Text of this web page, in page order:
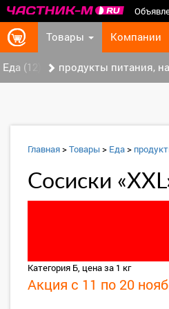
Товары Компании
Еда (12) продукты питания,
Главная>Товары > Еда>
Сосиски
Категория Б, цена за 1 кг
Акция с 11 по 20